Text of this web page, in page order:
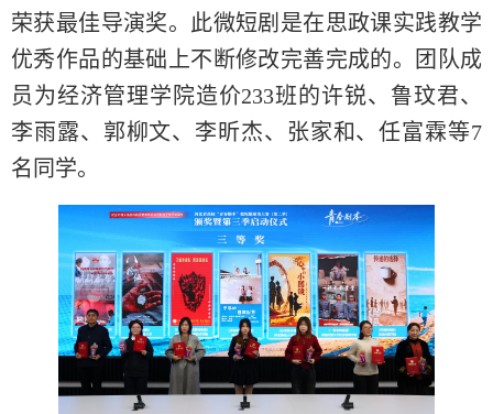
荣获最佳导演奖。此微短剧是在思政课实践教学
优秀作品的基础上不断修改完善完成的。团队成
员为经济管理学院造价233班的许锐、鲁玟君、
李雨露、郭柳文、李昕杰、张家和、任富霖等7
名同学。